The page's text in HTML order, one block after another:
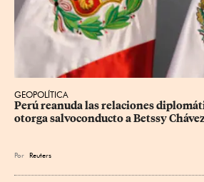
GEOPOLÍTICA
Perú reanuda las relaciones
otorga salvoconducto a Betssy
Por Reuters